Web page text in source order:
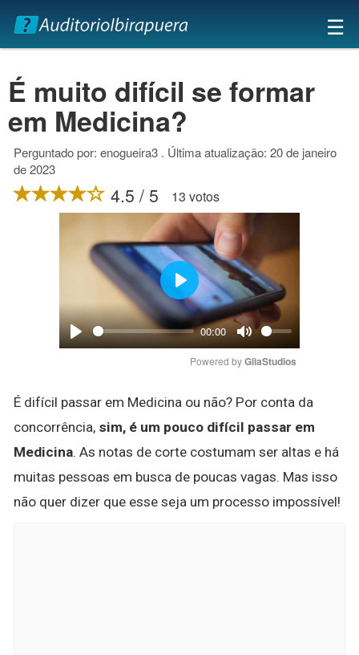
×
☰
É muito difícil se formar
em Medicina?
Perguntado por: enogueira3 . Última atualização: 20 de janeiro
de 2023
4.5 / 5 13 votos
Play
00:00
Mute
Play
Powered by GliaStudios
É difícil passar em Medicina ou não? Por conta da
concorrência, sim, é um pouco difícil passar em
Medicina. As notas de corte costumam ser altas e há
muitas pessoas em busca de poucas vagas. Mas isso
não quer dizer que esse seja um processo impossível!